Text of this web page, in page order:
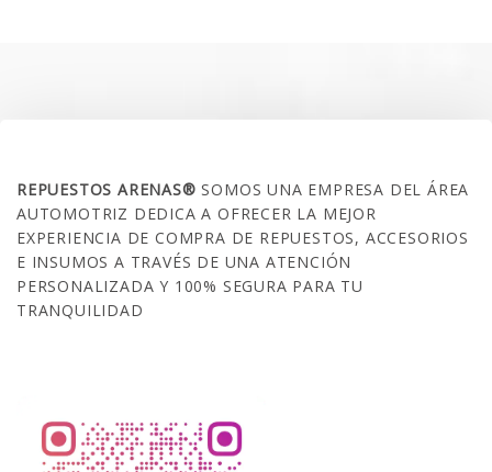
REPUESTOS ARENAS®SOMOS UNA EMPRESA DEL ÁREA
AUTOMOTRIZ DEDICA A OFRECER LA MEJOR
EXPERIENCIA DE COMPRA DE REPUESTOS, ACCESORIOS
E INSUMOS A TRAVÉS DE UNA ATENCIÓN
PERSONALIZADA Y 100% SEGURA PARA TU
TRANQUILIDAD